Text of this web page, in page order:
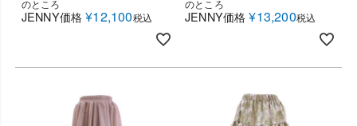
のところ
JENNY価格 ¥12,100税込
のところ
JENNY価格 ¥13,200税込